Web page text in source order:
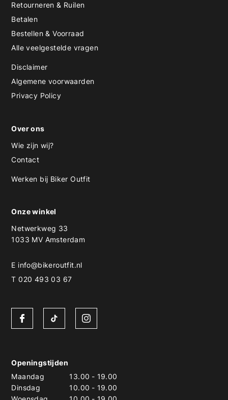
Retourneren & Ruilen
Betalen
Bestellen & Voorraad
Alle veelgestelde vragen
Disclaimer
Algemene voorwaarden
Privacy Policy
Over ons
Wie zijn wij?
Contact
Werken bij Biker Outfit
Onze winkel
Netwerkweg 33
1033 MV Amsterdam
E info@bikeroutfit.nl
T 020 493 03 67
Openingstijden
Maandag
13.00 - 19.00
Dinsdag
10.00 - 19.00